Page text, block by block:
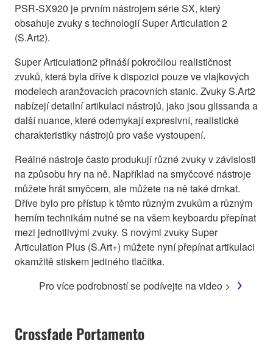
PSR-SX920 je prvním nástrojem série SX, který
obsahuje zvuky s technologií Super Articulation 2
(S.Art2).
Super Articulation2 přináší pokročilou realističnost
zvuků, která byla dříve k dispozici pouze ve vlajkových
modelech aranžovacích pracovních stanic. Zvuky S.Art2
nabízejí detailní artikulaci nástrojů, jako jsou glissanda a
další nuance, které odemykají expresivní, realistické
charakteristiky nástrojů pro vaše vystoupení.
Reálné nástroje často produkují různé zvuky v závislosti
na způsobu hry na ně. Například na smyčcové nástroje
můžete hrát smyčcem, ale můžete na ně také drnkat.
Dříve bylo pro přístup k těmto různým zvukům a různým
herním technikám nutné se na všem keyboardu přepínat
mezi jednotlivými zvuky. S novými zvuky Super
Articulation Plus (S.Art+) můžete nyní přepínat artikulaci
okamžitě stiskem jediného tlačítka.
Pro více podrobností se podívejte na video >
Crossfade Portamento